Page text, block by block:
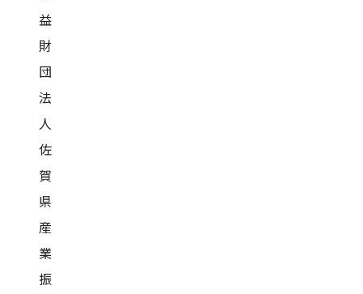
益
財
団
法
人
佐
賀
県
産
業
振